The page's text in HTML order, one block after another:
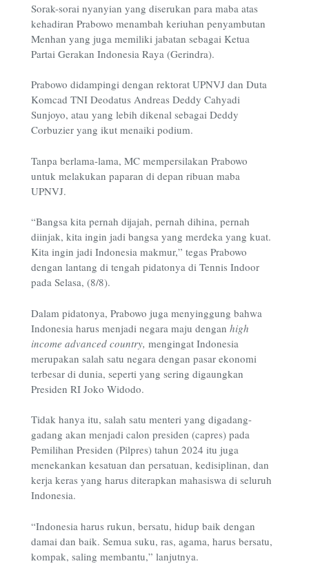
Sorak-sorai nyanyian yang diserukan para maba atas
kehadiran Prabowo menambah keriuhan penyambutan
Menhan yang juga memiliki jabatan sebagai Ketua
Partai Gerakan Indonesia Raya (Gerindra).
Prabowo didampingi dengan rektorat UPNVJ dan Duta
Komcad TNI Deodatus Andreas Deddy Cahyadi
Sunjoyo, atau yang lebih dikenal sebagai Deddy
Corbuzier yang ikut menaiki podium.
Tanpa berlama-lama, MC mempersilakan Prabowo
untuk melakukan paparan di depan ribuan maba
UPNVJ.
“Bangsa kita pernah dijajah, pernah dihina, pernah
diinjak, kita ingin jadi bangsa yang merdeka yang kuat.
Kita ingin jadi Indonesia makmur,” tegas Prabowo
dengan lantang di tengah pidatonya di Tennis Indoor
pada Selasa, (8/8).
Dalam pidatonya, Prabowo juga menyinggung bahwa
Indonesia harus menjadi negara maju dengan high
income advanced country, mengingat Indonesia
merupakan salah satu negara dengan pasar ekonomi
terbesar di dunia, seperti yang sering digaungkan
Presiden RI Joko Widodo.
Tidak hanya itu, salah satu menteri yang digadang-
gadang akan menjadi calon presiden (capres) pada
Pemilihan Presiden (Pilpres) tahun 2024 itu juga
menekankan kesatuan dan persatuan, kedisiplinan, dan
kerja keras yang harus diterapkan mahasiswa di seluruh
Indonesia.
“Indonesia harus rukun, bersatu, hidup baik dengan
damai dan baik. Semua suku, ras, agama, harus bersatu,
kompak, saling membantu,” lanjutnya.